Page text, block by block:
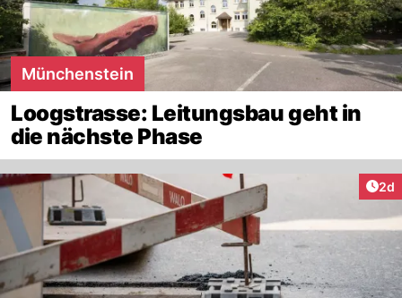
Münchenstein
Loogstrasse: Leitungsbau geht in
die nächste Phase
2d